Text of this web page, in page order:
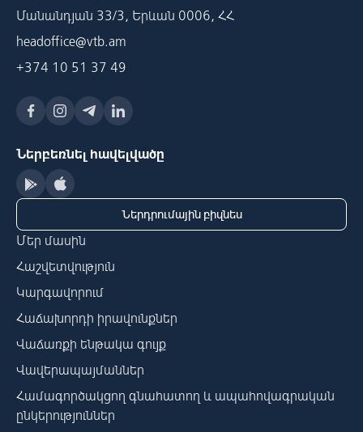
Մանանդյան 33/3, Երևան 0006, ՀՀ
headoffice@vtb.am
+374 10 51 37 49
Ներբեռնել հավելվածը
Ներդրումային բիզնես
Մեր մասին
Հաշվետվություն
Կարգավորում
Հաճախորդի իրավունքներ
Վաճառքի ենթակա գույք
Վավերապայմաններ
Համագործակցող գնահատող և ապահովագրական
ընկերություններ